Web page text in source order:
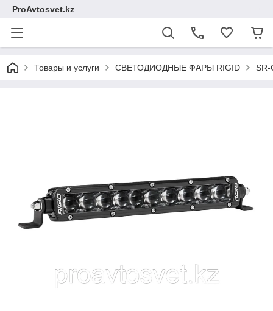
ProAvtosvet.kz
Товары и услуги СВЕТОДИОДНЫЕ ФАРЫ RIGID